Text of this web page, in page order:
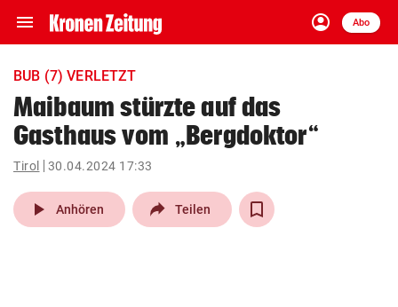
menu Navigation
ein-/ausklappen
account_circle
Anmelden
Abo
close Schließen
account_circle Anmelden
arrow_right
pin_drop
Wien arrow_right
BUB (7) VERLETZT
Maibaum stürzte auf das
Gasthaus vom „Bergdoktor“
Tirol 30.04.2024 17:33
play_arrow Anhören Teilen